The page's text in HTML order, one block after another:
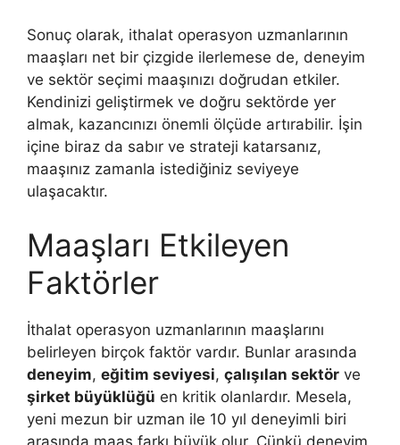
Sonuç olarak, ithalat operasyon uzmanlarının
maaşları net bir çizgide ilerlemese de, deneyim
ve sektör seçimi maaşınızı doğrudan etkiler.
Kendinizi geliştirmek ve doğru sektörde yer
almak, kazancınızı önemli ölçüde artırabilir. İşin
içine biraz da sabır ve strateji katarsanız,
maaşınız zamanla istediğiniz seviyeye
ulaşacaktır.
Maaşları Etkileyen
Faktörler
İthalat operasyon uzmanlarının maaşlarını
belirleyen birçok faktör vardır. Bunlar arasında
deneyim, eğitim seviyesi, çalışılan sektör ve
şirket büyüklüğü en kritik olanlardır. Mesela,
yeni mezun bir uzman ile 10 yıl deneyimli biri
arasında maaş farkı büyük olur. Çünkü deneyim,